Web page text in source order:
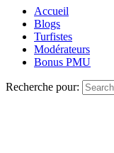
Accueil
Blogs
Turfistes
Modérateurs
Bonus PMU
Recherche pour: